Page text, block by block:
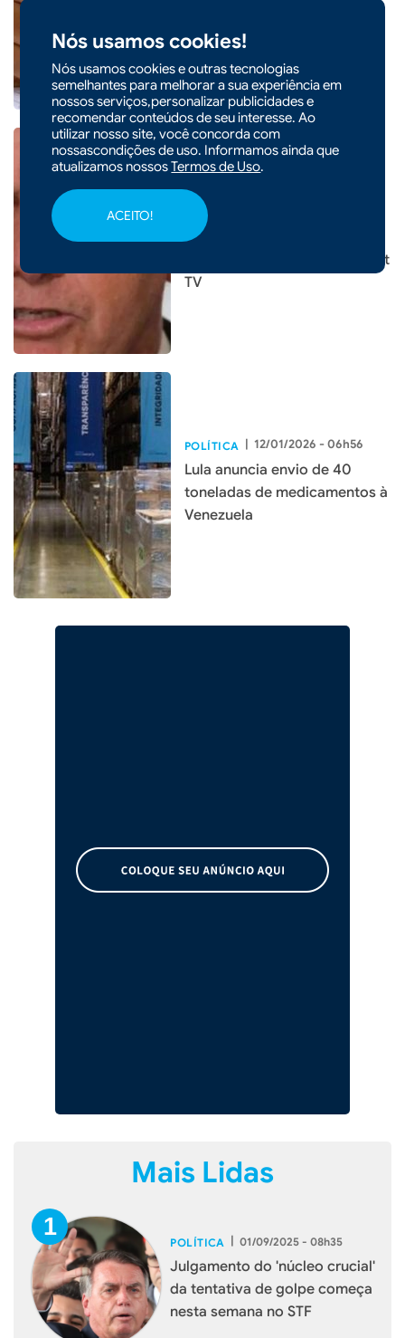
Nós usamos cookies!
Nós usamos cookies e outras tecnologias
semelhantes para melhorar a sua experiência em
nossos serviços,personalizar publicidades e
recomendar conteúdos de seu interesse. Ao
utilizar nosso site, você concorda com
nossascondições de uso. Informamos ainda que
atualizamos nossosTermos de Uso.
ACEITO!
POLÍTICA
PGR é favorável à leitura de
livros para redução de pena
de Bolsonaro, mas nega Smart
TV
POLÍTICA | 12/01/2026 - 06h56
Lula anuncia envio de 40
toneladas de medicamentos à
Venezuela
Mais Lidas
POLÍTICA | 01/09/2025 - 08h35
Julgamento do 'núcleo crucial'
da tentativa de golpe começa
nesta semana no STF